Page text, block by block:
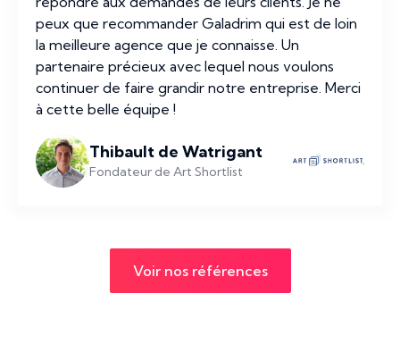
peux que recommander Galadrim qui est de loin
la meilleure agence que je connaisse. Un
partenaire précieux avec lequel nous voulons
continuer de faire grandir notre entreprise. Merci
à cette belle équipe !
Thibault de Watrigant
Fondateur de Art Shortlist
Voir nos références